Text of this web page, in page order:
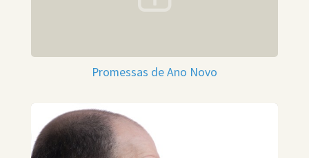
Promessas de Ano Novo